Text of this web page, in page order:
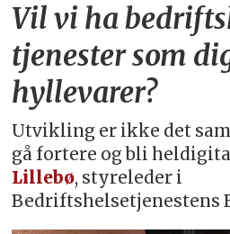
Vil vi ha
tjenester som
hyllevarer?
Utvikling er ikke det
gå fortere og bli
Lillebø, styreleder i
Bedriftshelsetjenestens